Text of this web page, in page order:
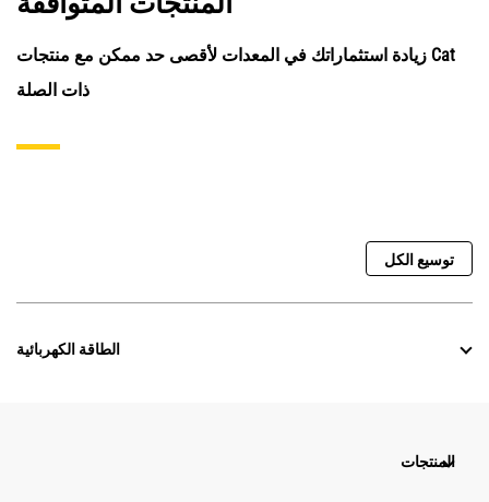
زيادة استثماراتك في المعدات لأقصى حد ممكن مع منتجات Cat
ذات الصلة
توسيع الكل
الطاقة الكهربائية
المنتجات